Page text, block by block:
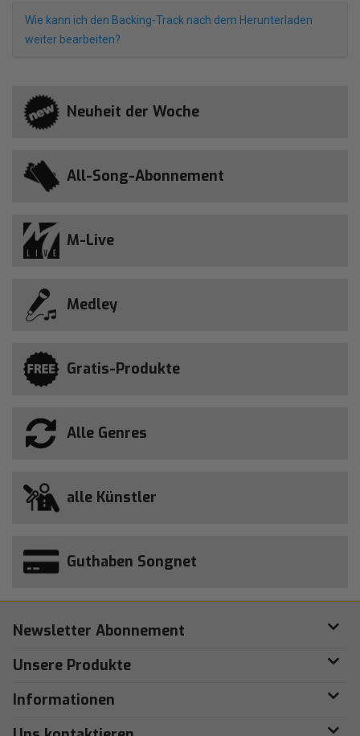
Wie kann ich den Backing-Track nach dem Herunterladen
weiter bearbeiten?
Neuheit der Woche
All-Song-Abonnement
M-Live
Medley
Gratis-Produkte
Alle Genres
alle Künstler
Guthaben Songnet
Newsletter Abonnement
Unsere Produkte
Informationen